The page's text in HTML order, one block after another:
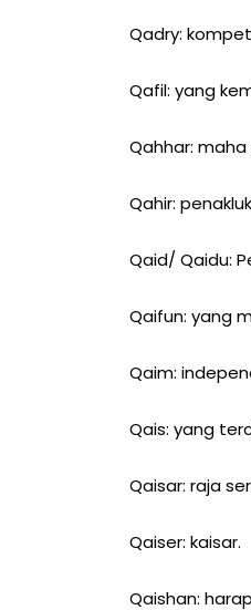
Qadry:
Qafil: yang
Qahhar:
Qahir:
Qaid/ Qaidu:
Qaifun: yang
Qaim:
Qais: yang
Qaisar: raja
Qaiser: kaisar.
Qaishan: